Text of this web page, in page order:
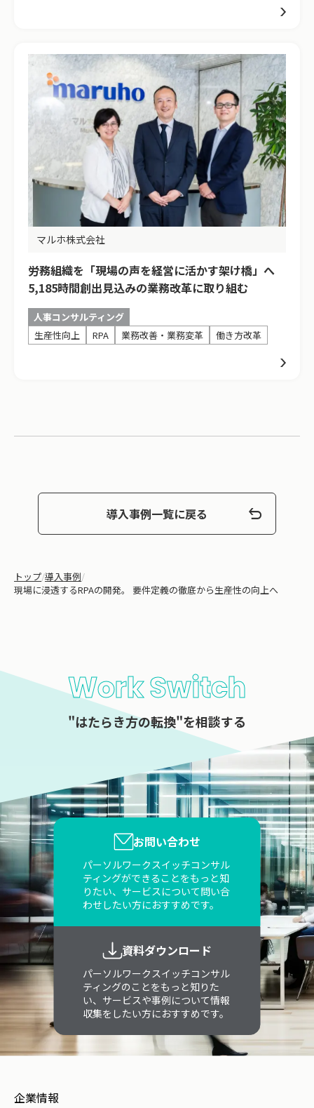
マルホ株式会社
労務組織を「現場の声を経営に活かす架け橋」へ
5,185時間創出見込みの業務改革に取り組む
人事コンサルティング
生産性向上
RPA 業務改善・業務変革 働き方改革
導入事例一覧に戻る
トップ/導入事例/
現場に浸透するRPAの開発。 要件定義の徹底から生産性の向上へ
Work Switch
"はたらき方の転換"を相談する
お問い合わせ
パーソルワークスイッチコンサル
ティングができることをもっと知
りたい、サービスについて問い合
わせしたい方におすすめです。
資料ダウンロード
パーソルワークスイッチコンサル
ティングのことをもっと知りた
い、サービスや事例について情報
収集をしたい方におすすめです。
企業情報